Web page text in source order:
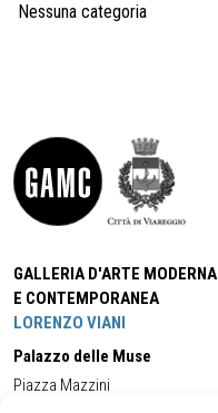
Nessuna categoria
GALLERIA D'ARTE MODERNA
E CONTEMPORANEA
LORENZO VIANI
Palazzo delle Muse
Piazza Mazzini